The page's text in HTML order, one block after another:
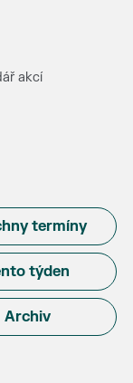
akcí
termíny
týden
Archiv